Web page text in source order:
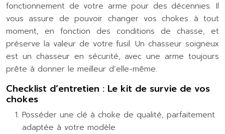
fonctionnement de votre arme pour des décennies. Il
vous assure de pouvoir changer vos chokes à tout
moment, en fonction des conditions de chasse, et
préserve la valeur de votre fusil. Un chasseur soigneux
est un chasseur en sécurité, avec une arme toujours
prête à donner le meilleur d’elle-même.
Checklist d’entretien : Le kit de survie de vos
chokes
Posséder une clé à choke de qualité, parfaitement
adaptée à votre modèle.